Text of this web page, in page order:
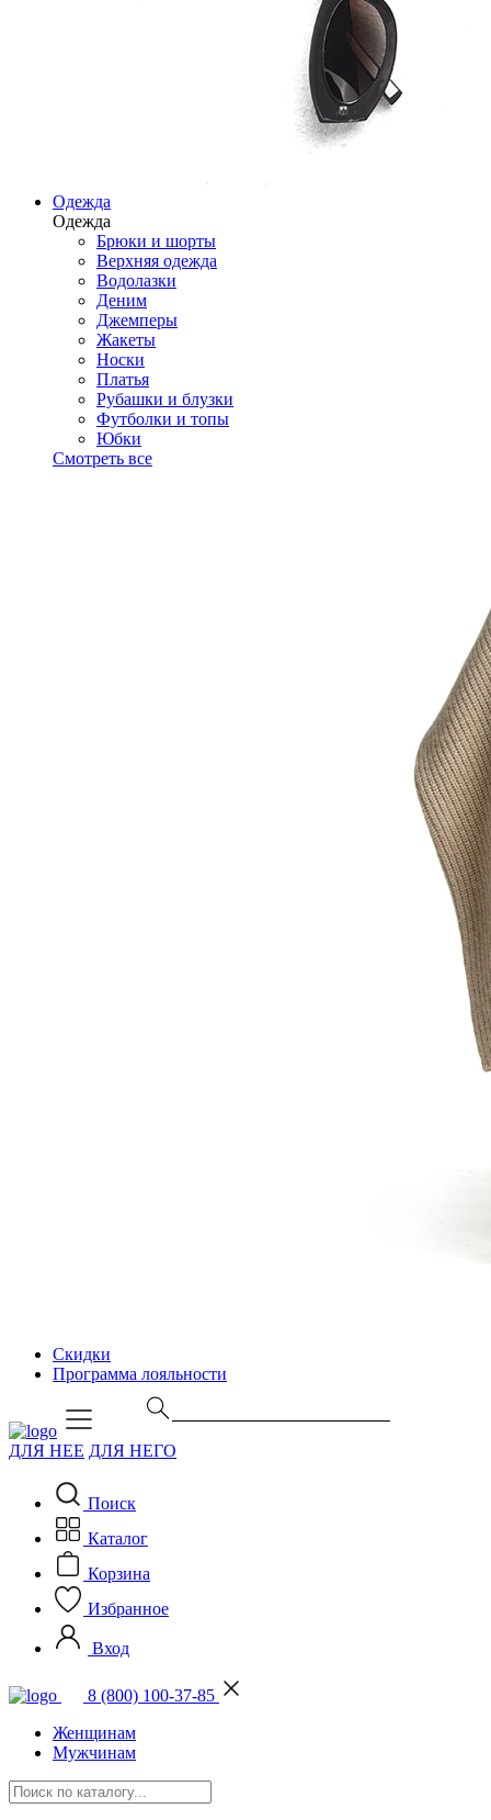
Одежда
Одежда
Брюки и шорты
Верхняя одежда
Водолазки
Деним
Джемперы
Жакеты
Носки
Платья
Рубашки и блузки
Футболки и топы
Юбки
Смотреть все
Скидки
Программа лояльности
ДЛЯ НЕЕ ДЛЯ НЕГО
Поиск
Каталог
Корзина
Избранное
Вход
8 (800) 100-37-85
Женщинам
Мужчинам